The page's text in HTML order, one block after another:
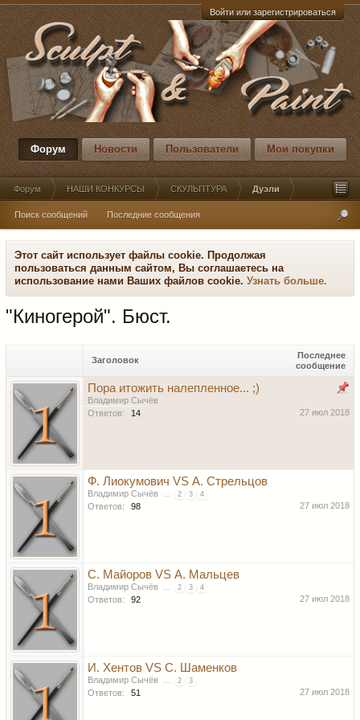
Войти или зарегистрироваться
Форум Новости Пользователи Мои покупки
Форум НАШИ КОНКУРСЫ СКУЛЬПТУРА Дуэли
Поиск сообщений Последние сообщения
Этот сайт использует файлы cookie. Продолжая
пользоваться данным сайтом, Вы соглашаетесь на
использование нами Ваших файлов cookie. Узнать больше.
"Киногерой". Бюст.
Заголовок
Последнее
сообщение
Пора итожить налепленное... ;)
Владимир Сычёв
Ответов:
14 27 июл 2018
Ф. Лиокумович VS А. Стрельцов
Владимир Сычёв ... 2 3 4
Ответов: 98 27 июл 2018
С. Майоров VS А. Мальцев
Владимир Сычёв ... 2 3 4
Ответов: 92 27 июл 2018
И. Хентов VS С. Шаменков
Владимир Сычёв ... 2 3
Ответов: 51 27 июл 2018